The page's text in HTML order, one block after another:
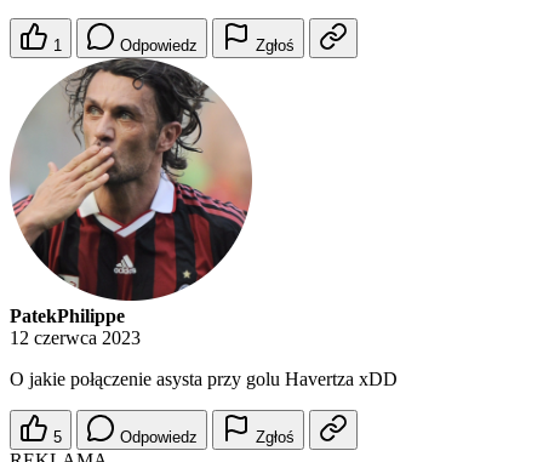
1 Odpowiedz Zgłoś
PatekPhilippe
12 czerwca 2023
O jakie połączenie asysta przy golu Havertza xDD
5 Odpowiedz Zgłoś